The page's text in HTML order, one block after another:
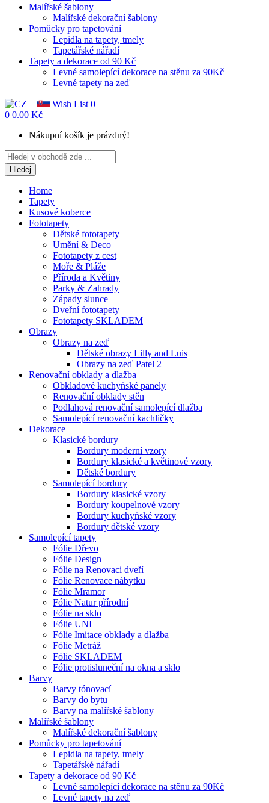
Malířské šablony
Malířské dekorační šablony
Pomůcky pro tapetování
Lepidla na tapety, tmely
Tapetářské nářadí
Tapety a dekorace od 90 Kč
Levné samolepící dekorace na stěnu za 90Kč
Levné tapety na zeď
Wish List 0
0 0.00 Kč
Nákupní košík je prázdný!
Hledej
Home
Tapety
Kusové koberce
Fototapety
Dětské fototapety
Umění & Deco
Fototapety z cest
Moře & Pláže
Příroda a Květiny
Parky & Zahrady
Západy slunce
Dveřní fototapety
Fototapety SKLADEM
Obrazy
Obrazy na zeď
Dětské obrazy Lilly and Luis
Obrazy na zeď Patel 2
Renovační obklady a dlažba
Obkladové kuchyňské panely
Renovační obklady stěn
Podlahová renovační samolepící dlažba
Samolepící renovační kachličky
Dekorace
Klasické bordury
Bordury moderní vzory
Bordury klasické a květinové vzory
Dětské bordury
Samolepící bordury
Bordury klasické vzory
Bordury koupelnové vzory
Bordury kuchyňské vzory
Bordury dětské vzory
Samolepící tapety
Fólie Dřevo
Fólie Design
Fólie na Renovaci dveří
Fólie Renovace nábytku
Fólie Mramor
Fólie Natur přírodní
Fólie na sklo
Fólie UNI
Fólie Imitace obklady a dlažba
Fólie Metráž
Fólie SKLADEM
Fólie protisluneční na okna a sklo
Barvy
Barvy tónovací
Barvy do bytu
Barvy na malířské šablony
Malířské šablony
Malířské dekorační šablony
Pomůcky pro tapetování
Lepidla na tapety, tmely
Tapetářské nářadí
Tapety a dekorace od 90 Kč
Levné samolepící dekorace na stěnu za 90Kč
Levné tapety na zeď